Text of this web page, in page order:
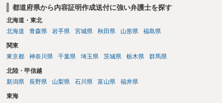
都道府県から内容証明作成送付に強い弁護士を探す
北海道・東北
北海道
青森県 岩手県 宮城県 秋田県 山形県 福島県
関東
東京都
神奈川県 千葉県 埼玉県 茨城県 栃木県 群馬県
北陸・甲信越
新潟県
長野県 山梨県 石川県 富山県 福井県
東海